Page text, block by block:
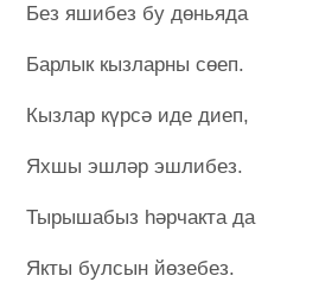
Без яшибез бу дөньяда
Барлык кызларны сөеп.
Кызлар күрсә иде диеп,
Яхшы эшләр эшлибез.
Тырышабыз һәрчакта да
Якты булсын йөзебез.